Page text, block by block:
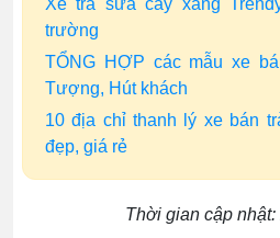
trường
TỔNG HỢP các mẫu xe
Tượng, Hút khách
10 địa chỉ thanh lý xe bán
đẹp, giá rẻ
Thời gian cập nhật: